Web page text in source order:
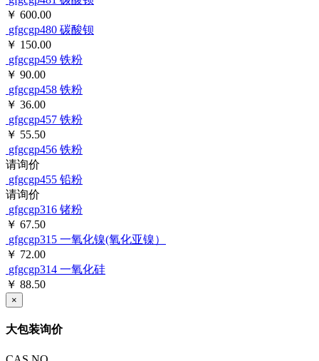
gfgcgp481碳酸钡
￥ 600.00
gfgcgp480碳酸钡
￥ 150.00
gfgcgp459铁粉
￥ 90.00
gfgcgp458
铁粉
￥ 36.00
gfgcgp457
￥ 55.50
gfgcgp456
请询价
gfgcgp455
请询价
gfgcgp316
￥ 67.50
gfgcgp315
￥ 72.00
gfgcgp314
￥ 88.50